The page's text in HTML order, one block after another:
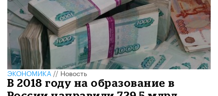
ЭКОНОМИКА//Новость
В 2018 году на образование в